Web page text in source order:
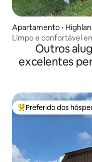
Apartamento ⋅
Limpo e confortável
Outros
excelentes
Entre os melhores
Preferido dos